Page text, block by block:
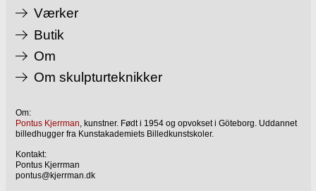
Værker
Butik
Om
Om skulpturteknikker
Om:
Pontus Kjerrman, kunstner. Født i 1954 og opvokset i Göteborg. Uddannet
billedhugger fra Kunstakademiets Billedkunstskoler.
Kontakt:
Pontus Kjerrman
pontus@kjerrman.dk